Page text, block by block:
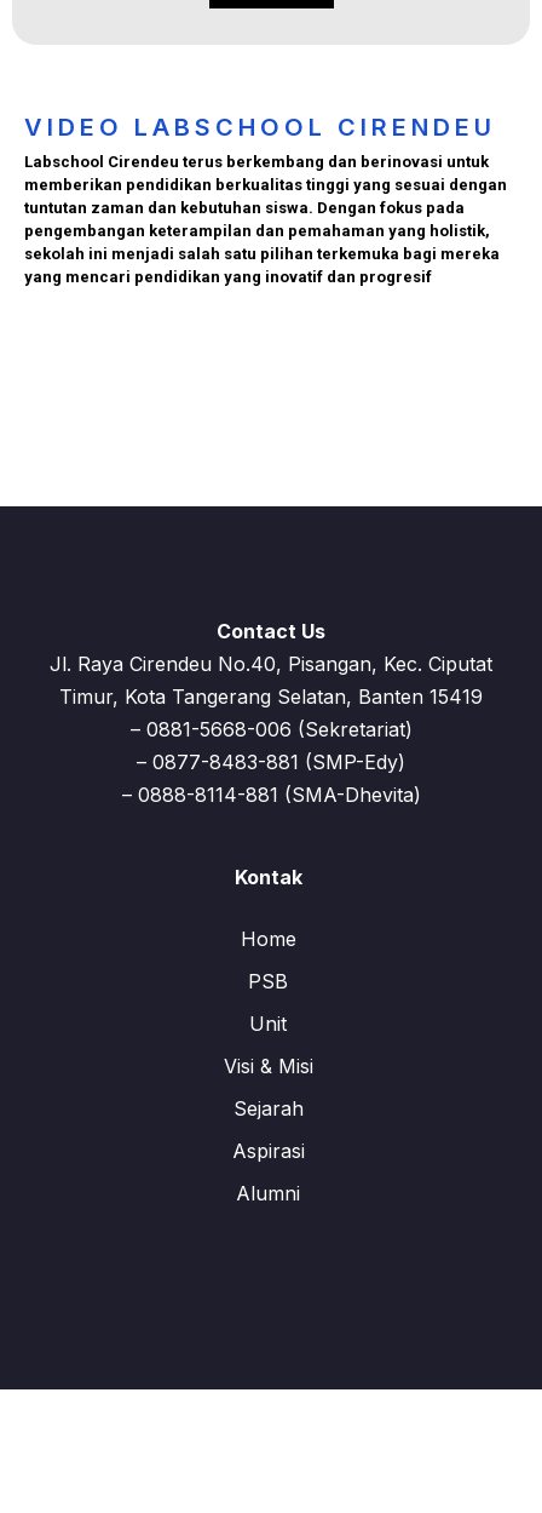
VIDEO LABSCHOOL CIRENDEU
Labschool Cirendeu terus berkembang dan berinovasi untuk
memberikan pendidikan berkualitas tinggi yang sesuai dengan
tuntutan zaman dan kebutuhan siswa. Dengan fokus pada
pengembangan keterampilan dan pemahaman yang holistik,
sekolah ini menjadi salah satu pilihan terkemuka bagi mereka
yang mencari pendidikan yang inovatif dan progresif
Contact Us
Jl. Raya Cirendeu No.40, Pisangan, Kec. Ciputat
Timur, Kota Tangerang Selatan, Banten 15419
– 0881-5668-006 (Sekretariat)
– 0877-8483-881 (SMP-Edy)
– 0888-8114-881 (SMA-Dhevita)
Kontak
Home
PSB
Unit
Visi & Misi
Sejarah
Aspirasi
Alumni